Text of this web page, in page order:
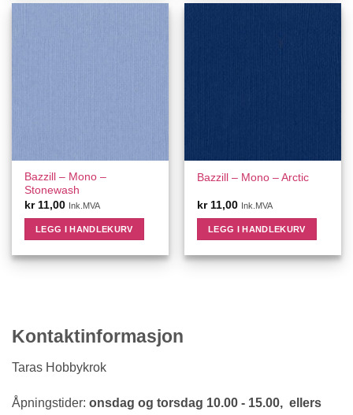
Bazzill – Mono –
Stonewash
kr11,00 Ink.MVA
LEGG I HANDLEKURV
Bazzill – Mono – Arctic
kr11,00 Ink.MVA
LEGG I HANDLEKURV
Kontaktinformasjon
Taras Hobbykrok
Åpningstider: onsdag og torsdag 10.00 - 15.00, ellers